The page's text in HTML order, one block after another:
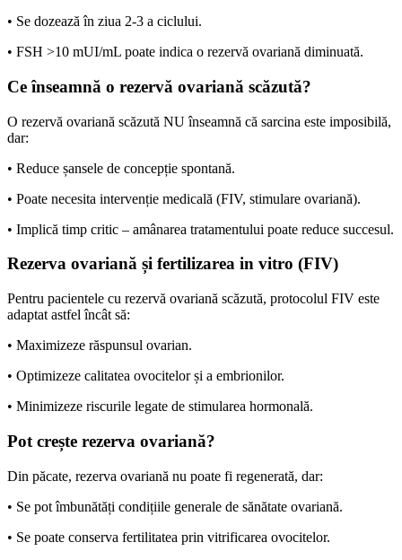
• Se dozează în ziua 2-3 a ciclului.
• FSH >10 mUI/mL poate indica o rezervă ovariană diminuată.
Ce înseamnă o rezervă ovariană scăzută?
O rezervă ovariană scăzută NU înseamnă că sarcina este imposibilă,
dar:
• Reduce șansele de concepție spontană.
• Poate necesita intervenție medicală (FIV, stimulare ovariană).
• Implică timp critic – amânarea tratamentului poate reduce succesul.
Rezerva ovariană și fertilizarea in vitro (FIV)
Pentru pacientele cu rezervă ovariană scăzută, protocolul FIV este
adaptat astfel încât să:
• Maximizeze răspunsul ovarian.
• Optimizeze calitatea ovocitelor și a embrionilor.
• Minimizeze riscurile legate de stimularea hormonală.
Pot crește rezerva ovariană?
Din păcate, rezerva ovariană nu poate fi regenerată, dar:
• Se pot îmbunătăți condițiile generale de sănătate ovariană.
• Se poate conserva fertilitatea prin vitrificarea ovocitelor.